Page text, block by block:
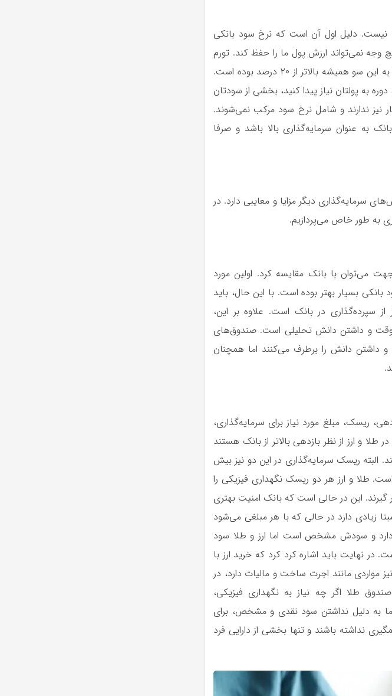
نیست. دلیل اول آن است که نرخ سود بانکی
وجه نمی‌تواند ارزش پول ما را حفظ کند. تورم
در سال‌های اخیر مقادیر بالایی داشته و از سال ۹۷ به این سو همیشه بالاتر از ۲۰ درصد بوده است.
به پولتان نیاز پیدا کنید، بخشی از سودتان
نیز ندارند و شامل نرخ سود مرکب نمی‌شوند.
به عنوان سرمایه‌گذاری بالا باشد و صرفا
سرمایه‌گذاری دیگر مزایا و معایبی دارد. در
می‌توان با بانک مقایسه کرد. اولین مورد
بسیار بهتر بوده است. با این حال، باید
سپرده‌گذاری در بانک است. علاوه بر این،
وقت و داشتن دانش تحلیلی است. صندوق‌های
داشتن دانش را برطرف می‌کنند اما همچنان
ریسک، مبلغ مورد نیاز برای سرمایه‌گذاری،
و ارز از نظر بازدهی بالاتر از بانک هستند
البته ریسک سرمایه‌گذاری در این دو نیز بیش
طلا و ارز هر دو ریسک نگهداری فیزیکی را
این در حالی است که بانک امنیت بهتری
زیادی دارد در حالی که با هر مبلغی می‌شود
دارد و سودش مشخص است اما ارز و طلا سود
نهایت باید اشاره کرد کرد که خرید ارز با
مواردی مانند اجرت ساخت و مالیات دارد، در
صندوق طلا اگر چه نیاز به نگهداری فیزیکی،
به دلیل نداشتن سود نقدی و مشخص، برای
نداشته باشند و تنها بخشی از دارایی فرد